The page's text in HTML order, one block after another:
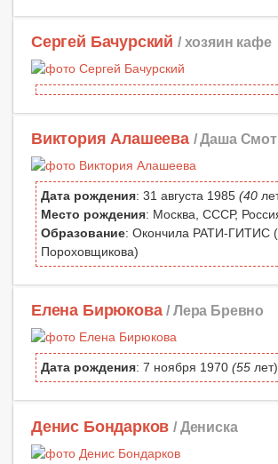
Сергей Бачурский / хозяин кафе
Виктория Алашеева / Даша
Дата рождения: 31 августа 1985 (40
Место рождения: Москва, СССР,
Образование: Окончила РАТИ-ГИТИС
Пороховщикова)
Елена Бирюкова / Лера Бревно
Дата рождения: 7 ноября 1970 (55 лет)
Денис Бондарков / Дениска